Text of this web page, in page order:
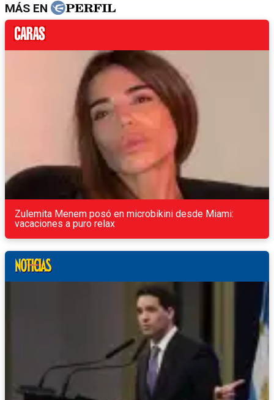
MÁS EN
Zulemita Menem posó en microbikini desde Miami:
vacaciones a puro relax